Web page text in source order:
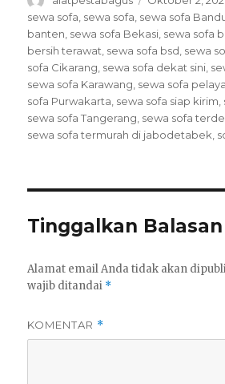
on
sewa sofa sewa sofa sewa sofa
banten sewa sofa Bekasi sewa sofa
bersih terawat sewa sofa bsd sewa
sofa Cikarang sewa sofa dekat sini
sewa sofa Karawang sewa sofa
sofa Purwakarta sewa sofa siap kirim
sewa sofa Tangerang sewa sofa
sewa sofa termurah di jabodetabek
Tinggalkan Balasan
Alamat email Anda tidak akan
wajib ditandai *
KOMENTAR *